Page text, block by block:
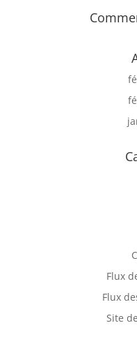
Flux
Flux
Site